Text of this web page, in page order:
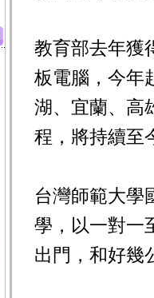
教育部去年獲
板電腦，今年
湖、宜蘭、高
程，將持續至
台灣師範大學
學，以一對一
出門，和好幾